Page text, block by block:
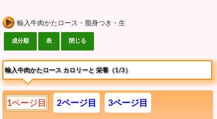
輸入牛肉かたロース・脂身つき・生
輸入牛肉かたロース カロリーと 栄養（1/3）
1ページ目 2ページ目 3ページ目